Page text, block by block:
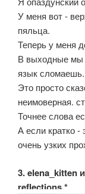
У меня вот -
пяльца.
Теперь у меня
В выходные мы
язык сломаешь.
Это просто
неимоверная.
Точнее слова
А если кратко -
очень узких
3. elena_kitten
reflections.*